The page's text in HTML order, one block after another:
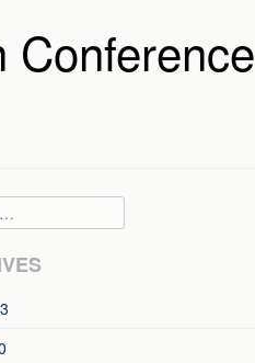
Conference